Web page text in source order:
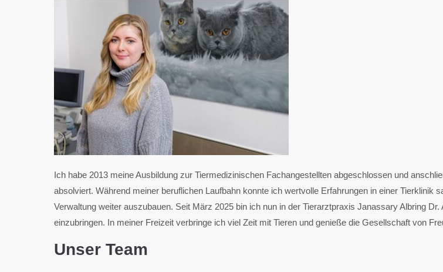
Ich habe 2013 meine Ausbildung zur Tiermedizinischen Fachangestellten abgeschlossen und
absolviert. Während meiner beruflichen Laufbahn konnte ich wertvolle Erfahrungen in einer
Verwaltung weiter auszubauen. Seit März 2025 bin ich nun in der Tierarztpraxis Janassary Albring
einzubringen. In meiner Freizeit verbringe ich viel Zeit mit Tieren und genieße die Gesellschaft von
Unser Team